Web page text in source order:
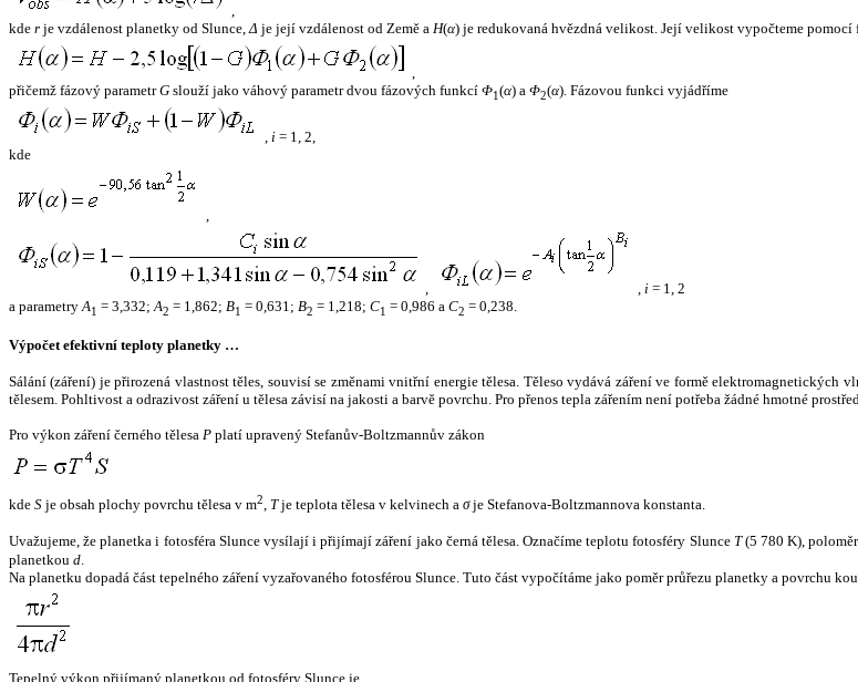
,
kde r je vzdálenost planetky od Slunce,Δ je její vzdálenost od Země a H(α) je redukovaná hvězdná velikost. Její velikost vypočteme pomocí
,
přičemž fázový parametrG slouží jako váhový parametr dvou fázových funkcí Φ1(α) a Φ2(α). Fázovou funkci vyjádříme
, i = 1, 2,
kde
,
, , i = 1, 2
a parametryA1 = 3,332;A2 = 1,862; B1 = 0,631; B2 = 1,218; C1 = 0,986 a C2 = 0,238.
Výpočet efektivní teploty planetky …
Sálání (záření) je přirozená vlastnost těles, souvisí se změnami vnitřní energie tělesa. Těleso vydává záření ve formě elektromagnetických
tělesem. Pohltivost a odrazivost záření u tělesa závisí na jakosti a barvě povrchu. Pro přenos tepla zářením není potřeba žádné hmotné
Pro výkon záření černého tělesa P platí upravený Stefanův-Boltzmannův zákon
kde S je obsah plochy povrchu tělesa v m2, Tje teplota tělesa v kelvinech a σje Stefanova-Boltzmannova konstanta.
Uvažujeme, že planetka i fotosféra Slunce vysílají i přijímají záření jako černá tělesa. Označíme teplotu fotosféry Slunce T(5 780 K),
planetkou d.
Na planetku dopadá část tepelného záření vyzařovaného fotosférou Slunce. Tuto část vypočítáme jako poměr průřezu planetky a povrchu
Tepelný výkon přijímaný planetkou od fotosféry Slunce je